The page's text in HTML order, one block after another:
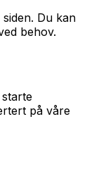
Du kan
behov.
på våre